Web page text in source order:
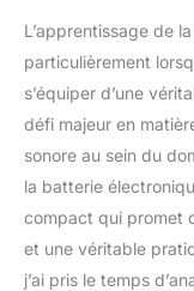
L’apprentissage de
particulièrement
s’équiper d’une
défi majeur en
sonore au sein du
la batterie
compact qui promet
et une véritable
j’ai pris le temps